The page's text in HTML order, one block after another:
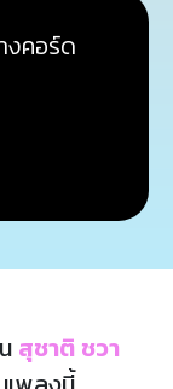
งคอร์ด
สุชาติ ชวา